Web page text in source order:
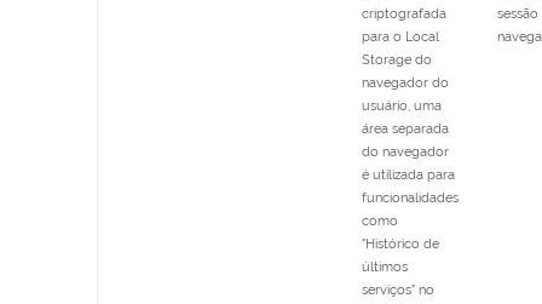
criptografada
para o Local
Storage do
navegador do
usuário, uma
área separada
do navegador
é utilizada para
funcionalidades
como
"Histórico de
últimos
serviços" no